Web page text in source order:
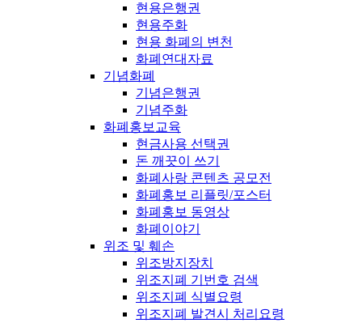
현용은행권
현용주화
현용 화폐의 변천
화폐연대자료
기념화폐
기념은행권
기념주화
화폐홍보교육
현금사용 선택권
돈 깨끗이 쓰기
화폐사랑 콘텐츠 공모전
화폐홍보 리플릿/포스터
화폐홍보 동영상
화폐이야기
위조 및 훼손
위조방지장치
위조지폐 기번호 검색
위조지폐 식별요령
위조지폐 발견시 처리요령